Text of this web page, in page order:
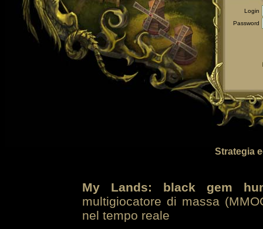
Login
Password
Strategia
My Lands: black gem
multigiocatore di massa
nel tempo reale